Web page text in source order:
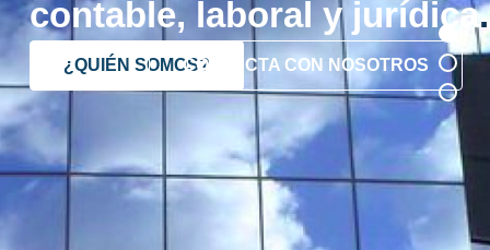
contable, laboral y jurídica.
¿QUIÉN SOMOS?CONTACTA CON NOSOTROS